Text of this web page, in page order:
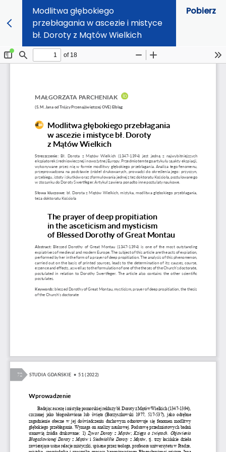
Modlitwa głębokiego
przebłagania w ascezie i mistyce
bł. Doroty z Mątów Wielkich
Pobierz